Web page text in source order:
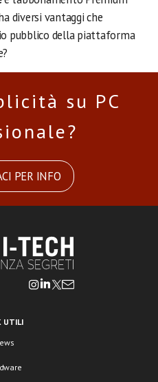
diversi vantaggi che
pubblico della piattaforma
su PC
PER INFO
UTILI